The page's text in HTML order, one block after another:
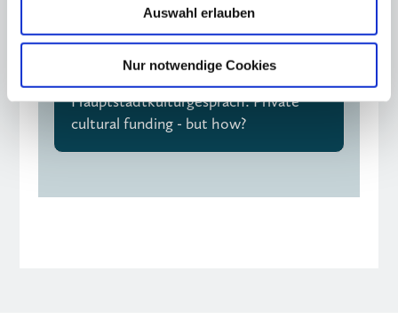
Auswahl erlauben
Nur notwendige Cookies
"Fundraising is a matter
for the boss"
12.11.25
Hauptstadtkulturgespräch: Private
cultural funding - but how?